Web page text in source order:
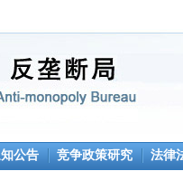
公告 竞争政策研究 法律